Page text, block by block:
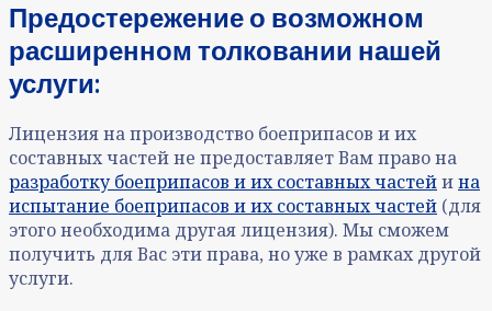
Предостережение о возможном
расширенном толковании нашей
услуги:
Лицензия на производство боеприпасов и их
составных частей не предоставляет Вам право на
разработку боеприпасов и их составных частейина
испытание боеприпасов и их составных частей (для
этого необходима другая лицензия). Мы сможем
получить для Вас эти права, но уже в рамках другой
услуги.